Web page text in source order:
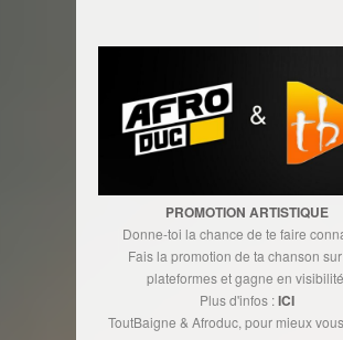
PROMOTION ARTISTIQUE
Donne-toi la chance de te faire
Fais la promotion de ta chanson
plateformes et gagne en
Plus d'infos :ICI
ToutBaigne & Afroduc, pour mieux